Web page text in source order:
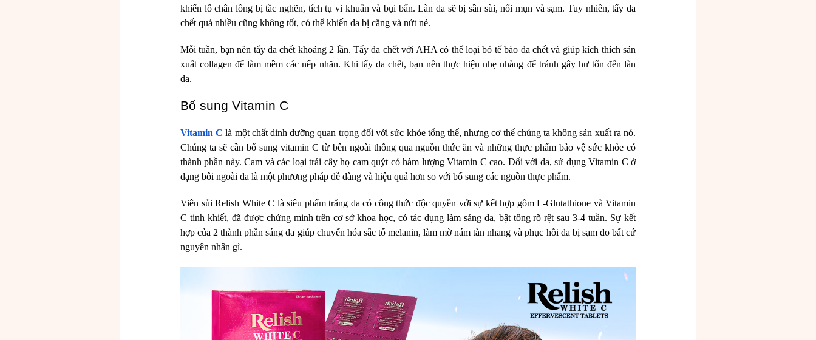
khiến lỗ chân lông bị tắc nghẽn, tích tụ vi khuẩn và bụi bẩn. Làn da sẽ bị sần sùi, nổi mụn và sạm. Tuy nhiên, tẩy da
chết quá nhiều cũng không tốt, có thể khiến da bị căng và nứt nẻ.
Mỗi tuần, bạn nên tẩy da chết khoảng 2 lần. Tẩy da chết với AHA có thể loại bỏ tế bào da chết và giúp kích thích sản
xuất collagen để làm mềm các nếp nhăn. Khi tẩy da chết, bạn nên thực hiện nhẹ nhàng để tránh gây hư tổn đến làn
da.
Bổ sung Vitamin C
Vitamin C là một chất dinh dưỡng quan trọng đối với sức khỏe tổng thể, nhưng cơ thể chúng ta không sản xuất ra nó.
Chúng ta sẽ cần bổ sung vitamin C từ bên ngoài thông qua nguồn thức ăn và những thực phẩm bảo vệ sức khỏe có
thành phần này. Cam và các loại trái cây họ cam quýt có hàm lượng Vitamin C cao. Đối với da, sử dụng Vitamin C ở
dạng bôi ngoài da là một phương pháp dễ dàng và hiệu quả hơn so với bổ sung các nguồn thực phẩm.
Viên sủi Relish White C là siêu phẩm trắng da có công thức độc quyền với sự kết hợp gồm L-Glutathione và Vitamin
C tinh khiết, đã được chứng minh trên cơ sở khoa học, có tác dụng làm sáng da, bật tông rõ rệt sau 3-4 tuần. Sự kết
hợp của 2 thành phần sáng da giúp chuyển hóa sắc tố melanin, làm mờ nám tàn nhang và phục hồi da bị sạm do bất cứ
nguyên nhân gì.